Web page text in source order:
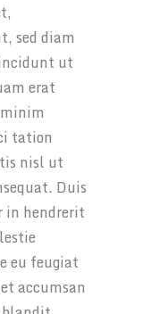
sed diam
ut
erat
tation
nisl ut
Duis
in hendrerit
eu feugiat
accumsan